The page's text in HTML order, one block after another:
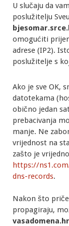
U slučaju da
poslužitelju
omogućiti
adrese (IP2).
poslužitelje s
Ako je sve OK,
datotekama
obično jedan
prebacivanja
manje. Ne
vrijednost na
zašto je
https://
dns-records.
Nakon što
propagiraju,
vasadomena.hr